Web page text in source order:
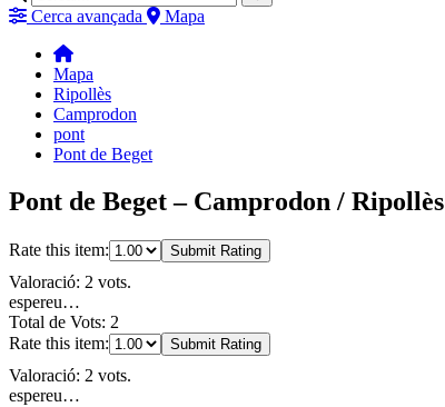
Cerca avançada Mapa
Mapa
Ripollès
Camprodon
pont
Pont de Beget
Pont de Beget – Camprodon / Ripollès
Rate this item: Submit Rating
Valoració: 2 vots.
espereu…
Total de Vots: 2
Rate this item:
Submit Rating
Valoració: 2 vots.
espereu…